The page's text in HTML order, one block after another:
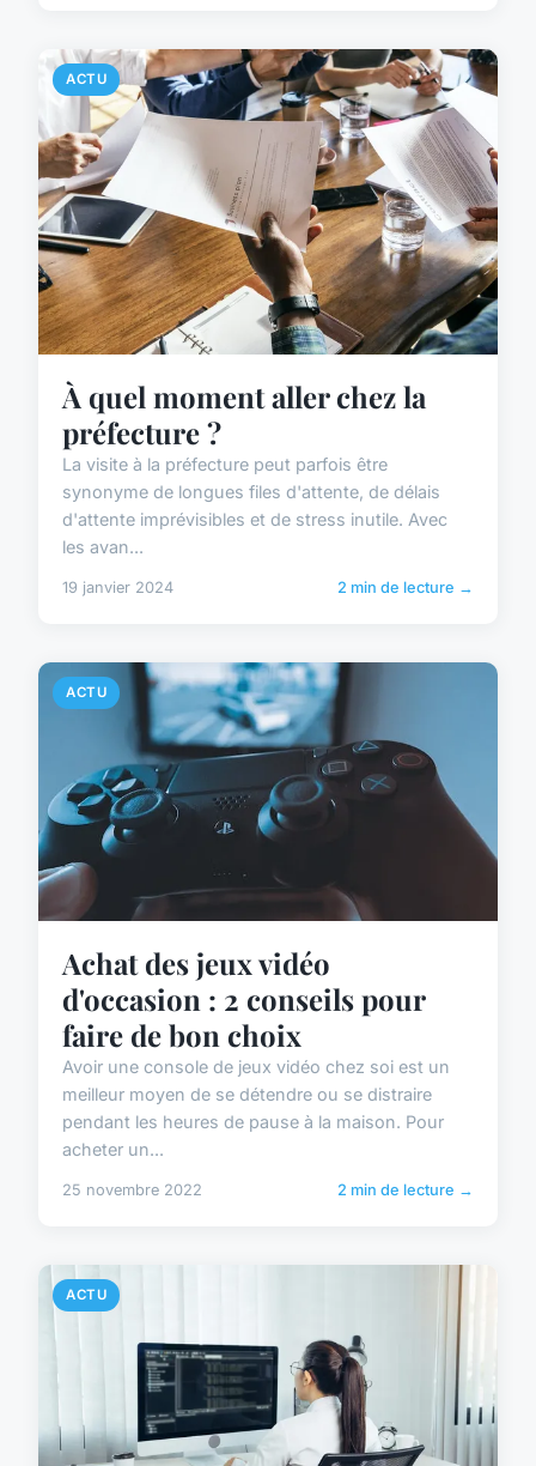
ACTU
À quel moment aller chez la
préfecture ?
La visite à la préfecture peut parfois être
synonyme de longues files d'attente, de délais
d'attente imprévisibles et de stress inutile. Avec
les avan...
19 janvier 2024 2 min de lecture →
ACTU
Achat des jeux vidéo
d'occasion : 2 conseils pour
faire de bon choix
Avoir une console de jeux vidéo chez soi est un
meilleur moyen de se détendre ou se distraire
pendant les heures de pause à la maison. Pour
acheter un...
25 novembre 2022 2 min de lecture →
ACTU